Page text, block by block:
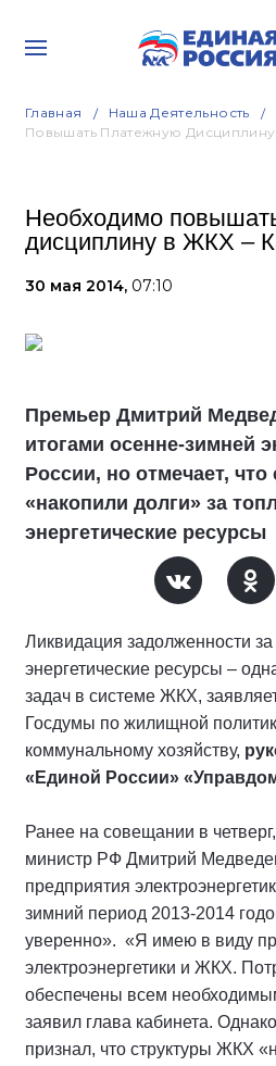
Главная Наша Деятельность
Повышать Платежную
Необходимо
дисциплину в ЖКХ –
30 мая 2014, 07:10
Премьер Дмитрий
итогами осенне-зимней
России, но отмечает,
«накопили долги» за
энергетические ресурсы
Ликвидация задолженности
энергетические ресурсы –
задач в системе ЖКХ,
Госдумы по жилищной
коммунальному хозяйству,
«Единой России»
Ранее на совещании в
министр РФ Дмитрий
предприятия
зимний период 2013-2014
уверенно». «Я имею в виду
электроэнергетики и ЖКХ.
обеспечены всем
заявил глава кабинета.
признал, что структуры ЖКХ